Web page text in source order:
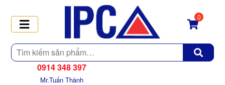
Tìm
kiếm
0
0914 348 397
Mr.Tuấn Thành